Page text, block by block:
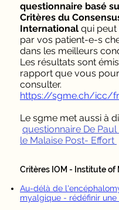
questionnaire basé
Critères du
International qui peut
par vos patient-e-s
dans les meilleurs
Les résultats sont
rapport que vous
consulter.
https://sgme.ch/icc/
Le sgme met aussi à
questionnaire De
le Malaise Post- Effort
Critères IOM - Institute of
Au-délà de
myalgique - rédéfinir